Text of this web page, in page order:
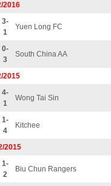
2016
3-
1
Yuen Long FC
0-
3
South China AA
2015
4-
1
Wong Tai Sin
1-
4
Kitchee
2015
1-
2
Biu Chun Rangers